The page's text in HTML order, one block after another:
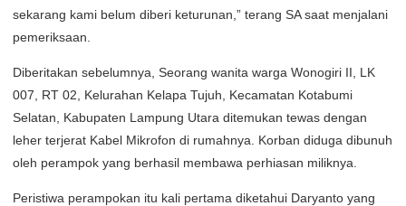
sekarang kami belum diberi keturunan,” terang SA saat menjalani
pemeriksaan.
Diberitakan sebelumnya, Seorang wanita warga Wonogiri II, LK
007, RT 02, Kelurahan Kelapa Tujuh, Kecamatan Kotabumi
Selatan, Kabupaten Lampung Utara ditemukan tewas dengan
leher terjerat Kabel Mikrofon di rumahnya. Korban diduga dibunuh
oleh perampok yang berhasil membawa perhiasan miliknya.
Peristiwa perampokan itu kali pertama diketahui Daryanto yang